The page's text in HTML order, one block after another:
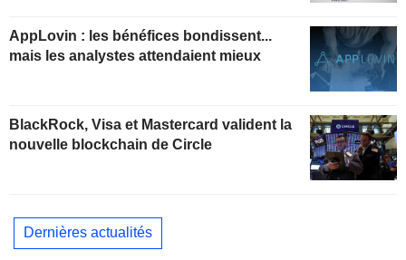
actuelles
AppLovin : les bénéfices bondissent...
mais les analystes attendaient mieux
BlackRock, Visa et Mastercard valident la
nouvelle blockchain de Circle
Dernières actualités